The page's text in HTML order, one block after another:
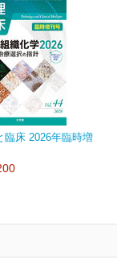
臨床 2026年臨時増